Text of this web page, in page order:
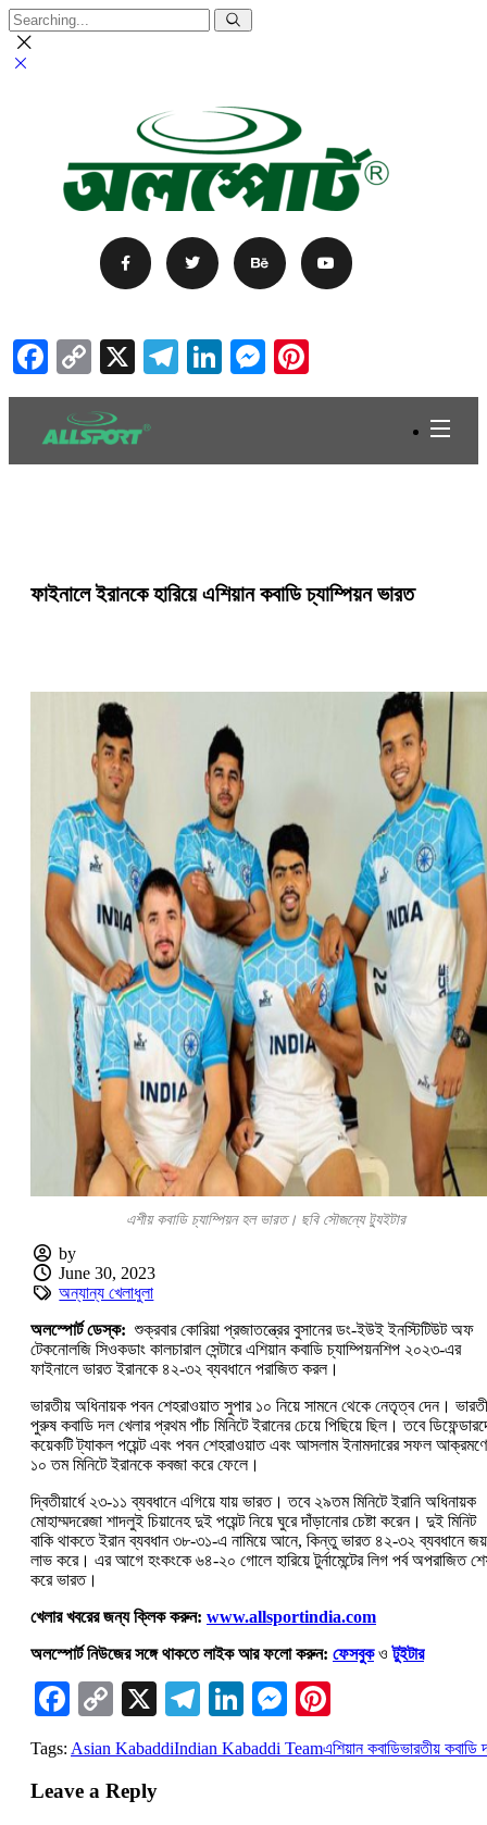
Facebook
Copy
Link
X Telegram
LinkedIn
Messenger
ফাইনালে ইরানকে হারিয়ে এশিয়ান কবাডি চ্যাম্পিয়ন ভারত
এশীয় কবাডি চ্যাম্পিয়ন হল ভারত। ছবি সৌজন্যে ট্যুইটার
by
June 30, 2023
অন্যান্য খেলাধুলা
অলস্পোর্ট ডেস্ক: শুক্রবার কোরিয়া প্রজাতন্ত্রের বুসানের ডং-ইউই ইনস্টিটিউট অফ
টেকনোলজি সিওকডাং কালচারাল সেন্টারে এশিয়ান কবাডি চ্যাম্পিয়নশিপ ২০২৩-এর
ফাইনালে ভারত ইরানকে ৪২-৩২ ব্যবধানে পরাজিত করল।
ভারতীয় অধিনায়ক পবন শেহরাওয়াত সুপার ১০ নিয়ে সামনে থেকে নেতৃত্ব দেন।
পুরুষ কবাডি দল খেলার প্রথম পাঁচ মিনিটে ইরানের চেয়ে পিছিয়ে ছিল। তবে
কয়েকটি ট্যাকল পয়েন্ট এবং পবন শেহরাওয়াত এবং আসলাম ইনামদারের সফল আক্রমণে
১০ তম মিনিটে ইরানকে কবজা করে ফেলে।
দ্বিতীয়ার্ধে ২৩-১১ ব্যবধানে এগিয়ে যায় ভারত। তবে ২৯তম মিনিটে ইরানি অধিনায়ক
মোহাম্মদরেজা শাদলুই চিয়ানেহ দুই পয়েন্ট নিয়ে ঘুরে দাঁড়ানোর চেষ্টা করেন। দুই মিনিট
বাকি থাকতে ইরান ব্যবধান ৩৮-৩১-এ নামিয়ে আনে, কিন্তু ভারত ৪২-৩২ ব্যবধানে জয়
লাভ করে। এর আগে হংকংকে ৬৪-২০ গোলে হারিয়ে টুর্নামেন্টের লিগ পর্ব অপরাজিত
করে ভারত।
খেলার খবরের জন্য ক্লিক করুন: www.allsportindia.com
অলস্পোর্ট নিউজের সঙ্গে থাকতে লাইক আর ফলো করুন: ফেসবুকওটুইটার
Facebook
Copy
Link
X Telegram
LinkedIn
Messenger
Tags: Asian KabaddiIndian Kabaddi Teamএশিয়ান কবাডিভারতীয় কবাডি
Leave a Reply